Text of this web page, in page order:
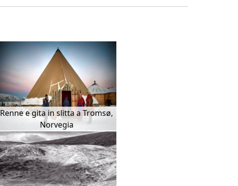
Renne e gita in slitta a Tromsø,
Norvegia